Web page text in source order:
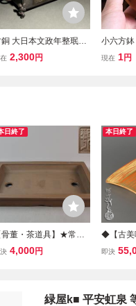
大日本文政年整珉鋳
整珉 細密彫刻 龍 鳳
2,300円
小六方
砂の鉢
現在 1円
日終了
骨董・茶道具】★常滑
渡辺敬深 萬留平 有趣
4,000円
本日終了
◆【古美
浄益 金
即決
緑屋k■ 平安虹